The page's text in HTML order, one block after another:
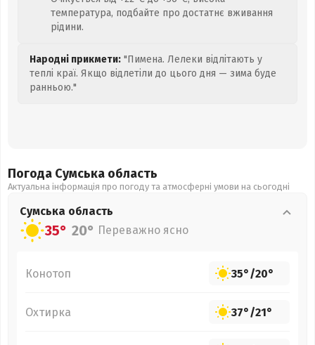
температура, подбайте про достатнє вживання
рідини.
Народні прикмети: "Пимена. Лелеки відлітають у
теплі краї. Якщо відлетіли до цього дня — зима буде
ранньою."
Погода Сумська область
Актуальна інформація про погоду та атмосферні умови на сьогодні
Сумська область
35° 20° Переважно ясно
Конотоп 35°/20°
Охтирка 37°/21°